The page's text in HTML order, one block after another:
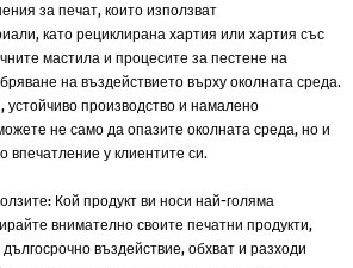
за печат, които използват
като рециклирана хартия или хартия със
мастила и процесите за пестене на
на въздействието върху околната среда.
устойчиво производство и намалено
не само да опазите околната среда, но и
впечатление у клиентите си.
Кой продукт ви носи най-голяма
внимателно своите печатни продукти,
въздействие, обхват и разходи